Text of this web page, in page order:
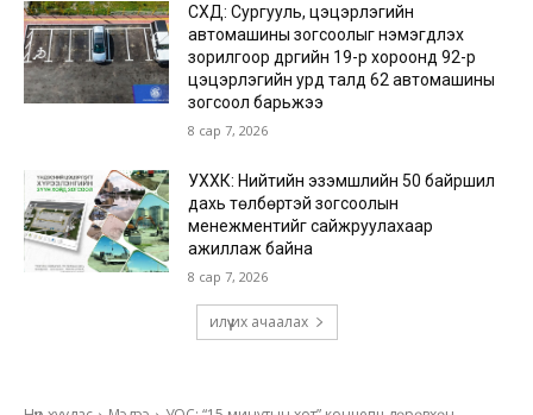
СХД: Сургууль, цэцэрлэгийн
автомашины зогсоолыг нэмэгдүүлэх
зорилгоор дүүргийн 19-р хороонд 92-р
цэцэрлэгийн урд талд 62 автомашины
зогсоол барьжээ
8 сар 7, 2026
УХХК: Нийтийн эзэмшлийн 50 байршил
дахь төлбөртэй зогсоолын
менежментийг сайжруулахаар
ажиллаж байна
8 сар 7, 2026
илүү их ачаалах